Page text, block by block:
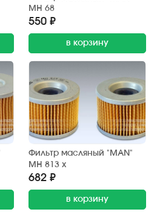
MH 68
550 ₽
в корзину
Фильтр масляный "MAN"
MH 813 x
682 ₽
в корзину